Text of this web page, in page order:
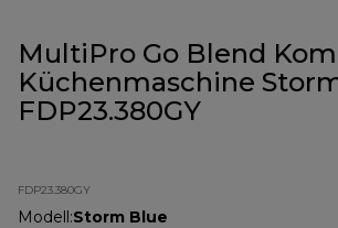
MultiPro Go Blend
Küchenmaschine
FDP23.380GY
FDP23.380GY
Modell:Storm Blue